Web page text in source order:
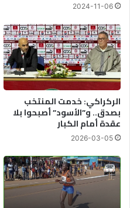
2024-11-06
الركراكي: خدمت المنتخب
بصدق.. و”الأسود” أصبحوا بلا
عقدة أمام الكبار
2026-03-05